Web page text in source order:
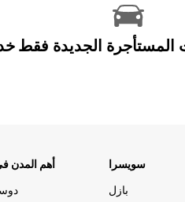
المستأجرة الجديدة فقط
أهم المدن
سويسرا
بازل